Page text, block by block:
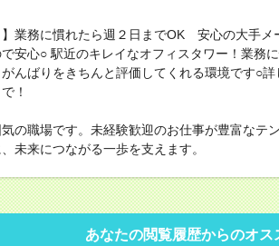
】業務に慣れたら週２日までOK 安心の大手
安心○ 駅近のキレイなオフィスタワー！業務
んばりをきちんと評価してくれる環境です○
！
の職場です。未経験歓迎のお仕事が豊富なテ
未来につながる一歩を支えます。
あなたの閲覧履歴からのオス